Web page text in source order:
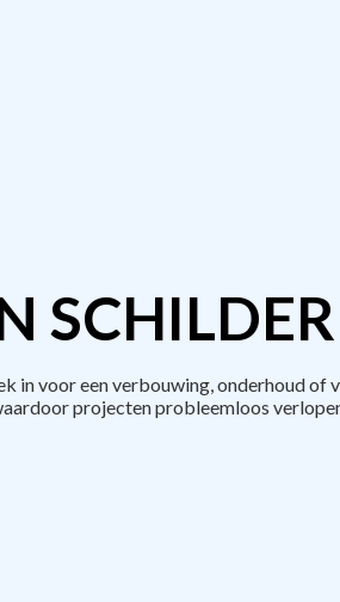
in voor een verbouwing, onderhoud of
projecten probleemloos